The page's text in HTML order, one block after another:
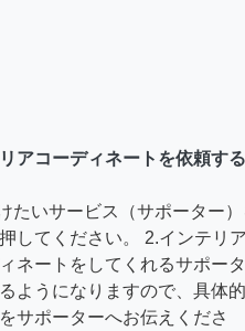
アコーディネートを依頼する
たいサービス（サポーター）
してください。 2.インテリア
ネートをしてくれるサポータ
ようになりますので、具体的
サポーターへお伝えくださ